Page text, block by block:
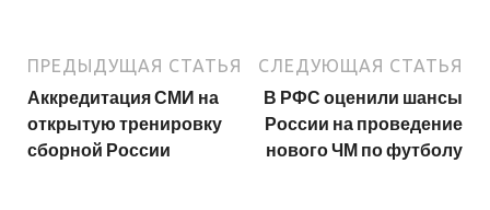
ПРЕДЫДУЩАЯ СТАТЬЯ
Аккредитация СМИ на
открытую тренировку
сборной России
СЛЕДУЮЩАЯ СТАТЬЯ
В РФС оценили шансы
России на проведение
нового ЧМ по футболу